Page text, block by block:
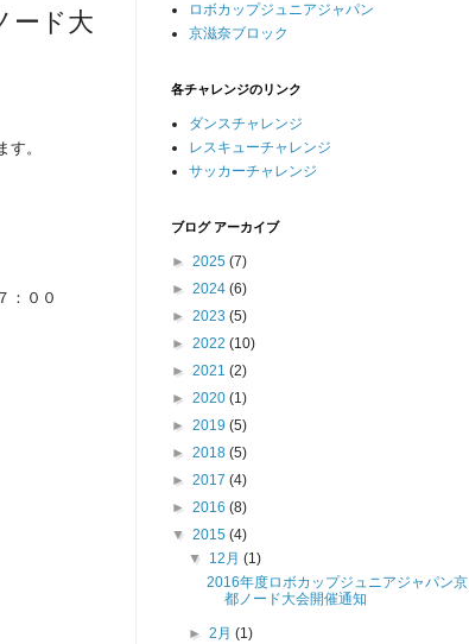
ード大
。
００
ロボカップジュニアジャパン
京滋奈ブロック
各チャレンジのリンク
ダンスチャレンジ
レスキューチャレンジ
サッカーチャレンジ
ブログ アーカイブ
► 2025 (7)
► 2024 (6)
► 2023 (5)
► 2022 (10)
► 2021 (2)
► 2020 (1)
► 2019 (5)
► 2018 (5)
► 2017 (4)
► 2016 (8)
▼ 2015 (4)
▼ 12月(1)
2016年度ロボカップジュニアジャパン京
都ノード大会開催通知
►2月(1)